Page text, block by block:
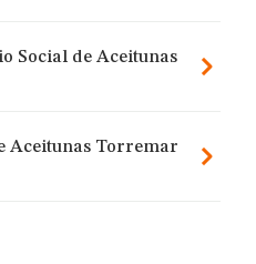
Social de Aceitunas
Aceitunas Torremar